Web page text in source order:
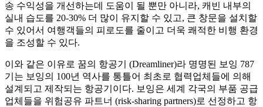
송 수익성을 개선하는데 도움이 될 뿐만 아니라, 캐빈 내부의
실내 습도를 20-30% 더 많이 유지할 수 있고, 큰 창문을 설치할
수 있어서 여행객들의 피로도를 줄이고 더욱 쾌적한 비행 환경
을 조성할 수 있다.
이와 같은 이유로 꿈의 항공기 (Dreamliner)라 명명된 보잉 787
기는 보잉의 100년 역사를 통틀어 최초로 협력업체들에 의해
설계되고 제작되는 항공기이다. 보잉은 세계 각국의 부품 공급
업체들을 위험공유 파트너 (risk-sharing partners)로 선정하고 항